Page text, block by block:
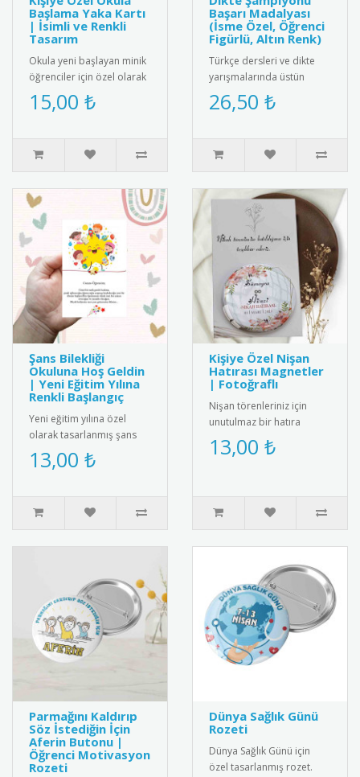
Başlama Yaka Kartı
| İsimli ve Renkli
Tasarım
Okula yeni başlayan minik
öğrenciler için özel olarak
hazırlanan isimli yaka
kartları ile okula başl..
15,00 ₺
Başarı Madalyası
(İsme Özel, Öğrenci
Figürlü, Altın Renk)
Türkçe dersleri ve dikte
yarışmalarında üstün
başarı gösteren
öğrencilere özel,
26,50 ₺
Şans Bilekliği
Okuluna Hoş Geldin
| Yeni Eğitim Yılına
Renkli Başlangıç
Yeni eğitim yılına özel
olarak tasarlanmış şans
bilekliği. Renkli ip yapısı ve
zarif boncuk detayıyl..
13,00 ₺
Kişiye Özel Nişan
Hatırası Magnetler
| Fotoğraflı
Nişan törenleriniz için
unutulmaz bir hatıra
olacak buzdolabı
magnetleri kişiye özel
13,00 ₺
Parmağını Kaldırıp
Söz İstediğin İçin
Aferin Butonu |
Öğrenci Motivasyon
Rozeti
Dünya Sağlık Günü
Rozeti
Dünya Sağlık Günü için
özel tasarlanmış rozet.